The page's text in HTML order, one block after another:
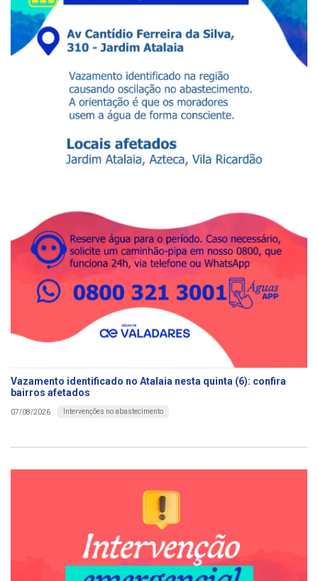
Vazamento identificado no Atalaia nesta quinta (6): confira
bairros afetados
07/08/2026 Intervenções no abastecimento